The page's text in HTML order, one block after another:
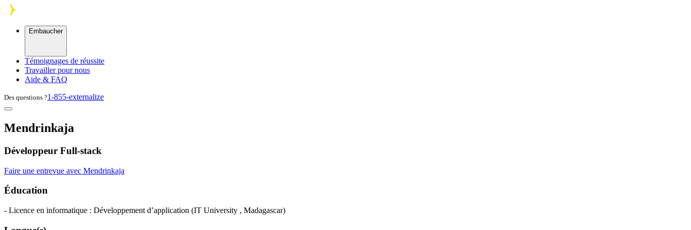
Skip to main content
Embaucher
Témoignages de réussite
Travailler pour nous
Aide & FAQ
Des questions ?1-855-externalize
Mendrinkaja
Développeur Full-stack
Faire une entrevue avec Mendrinkaja
Éducation
- Licence en informatique : Développement d’application (IT University , Madagascar)